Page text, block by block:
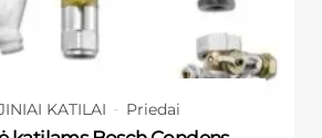
KATILAI Priedai